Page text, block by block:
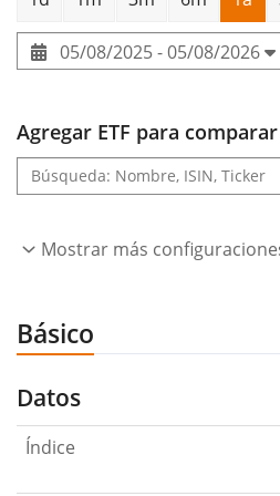
05/08/2025 - 05/08/2026
Agregar ETF para comparar
Mostrar más
Básico
Datos
Índice